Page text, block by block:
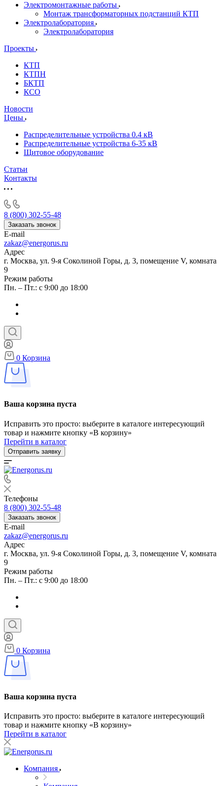
Электромонтажные работы
Монтаж трансформаторных подстанций КТП
Электролаборатория
Электролаборатория
Проекты
КТП
КТПН
БКТП
КСО
Новости
Цены
Распределительные устройства 0.4 кВ
Распределительные устройства 6-35 кВ
Щитовое оборудование
Статьи
Контакты
8 (800) 302-55-48
Заказать звонок
E-mail
zakaz@energorus.ru
Адрес
г. Москва, ул. 9-я Соколиной Горы, д. 3, помещение V, комната
9
Режим работы
Пн. – Пт.: с 9:00 до 18:00
0 Корзина
Ваша корзина пуста
Исправить это просто: выберите в каталоге интересующий
товар и нажмите кнопку «В корзину»
Перейти в каталог
Отправить заявку
Телефоны
8 (800) 302-55-48
Заказать звонок
E-mail
zakaz@energorus.ru
Адрес
г. Москва, ул. 9-я Соколиной Горы, д. 3, помещение V, комната
9
Режим работы
Пн. – Пт.: с 9:00 до 18:00
0 Корзина
Ваша корзина пуста
Исправить это просто: выберите в каталоге интересующий
товар и нажмите кнопку «В корзину»
Перейти в каталог
Компания